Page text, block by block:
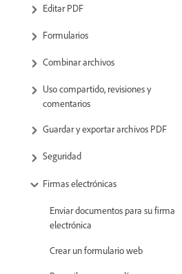
Editar PDF
Formularios
Combinar archivos
Uso compartido, revisiones y
comentarios
Guardar y exportar archivos PDF
Seguridad
Firmas electrónicas
Enviar documentos para su firma
electrónica
Crear un formulario web